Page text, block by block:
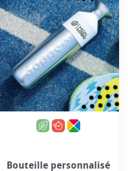
Bouteille personnalisé